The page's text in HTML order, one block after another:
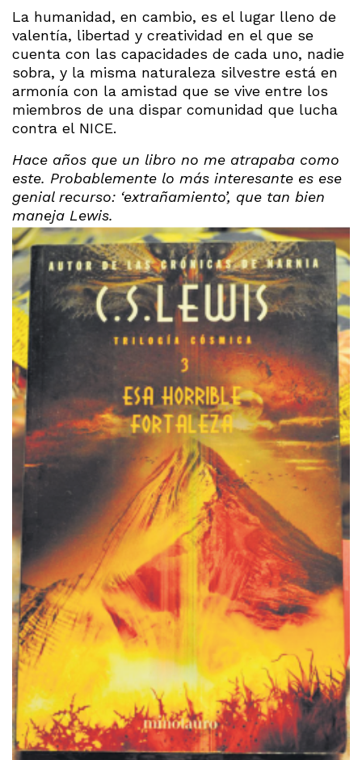
La humanidad, en cambio, es el lugar lleno de
valentía, libertad y creatividad en el que se
cuenta con las capacidades de cada uno, nadie
sobra, y la misma naturaleza silvestre está en
armonía con la amistad que se vive entre los
miembros de una dispar comunidad que lucha
contra el NICE.
Hace años que un libro no me atrapaba como
este. Probablemente lo más interesante es ese
genial recurso: ‘extrañamiento’, que tan bien
maneja Lewis.